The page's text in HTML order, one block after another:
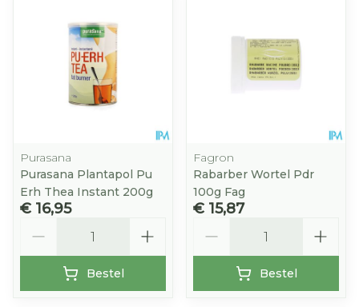
Purasana
Purasana Plantapol Pu
Erh Thea Instant 200g
€ 16,95
Bestel
Fagron
Rabarber Wortel Pdr
100g Fag
€ 15,87
Bestel